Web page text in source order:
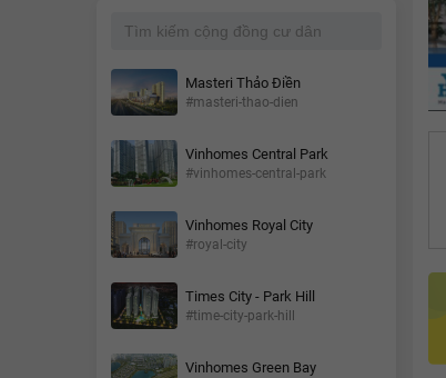
Masteri Thảo Điền
#masteri-thao-dien
Vinhomes Central Park
#vinhomes-central-park
Vinhomes Royal City
#royal-city
Times City - Park Hill
#time-city-park-hill
Vinhomes Green Bay